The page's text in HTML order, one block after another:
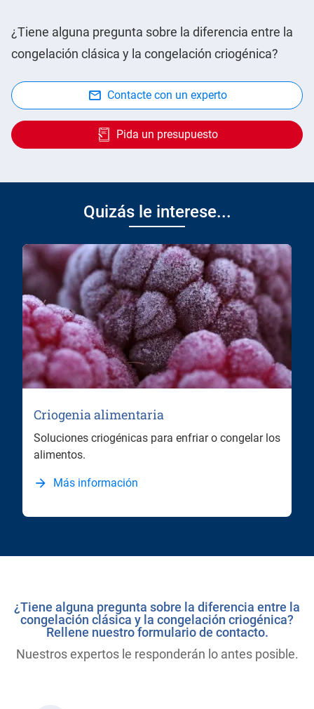
¿Tiene alguna pregunta sobre la diferencia entre la
congelación clásica y la congelación criogénica?
Contacte con un experto
Pida un presupuesto
Quizás le interese...
Criogenia alimentaria
Soluciones criogénicas para enfriar o congelar los
alimentos.
Más información
¿Tiene alguna pregunta sobre la diferencia entre la
congelación clásica y la congelación criogénica?
Rellene nuestro formulario de contacto.
Nuestros expertos le responderán lo antes posible.